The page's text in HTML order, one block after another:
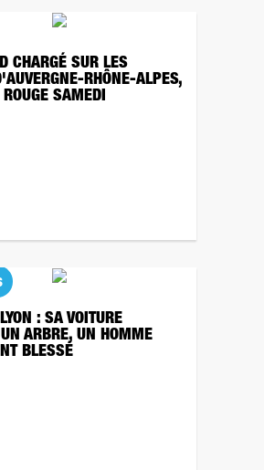
CHARGÉ SUR LES
RHÔNE-ALPES,
SAMEDI
: SA VOITURE
ARBRE, UN HOMME
BLESSÉ